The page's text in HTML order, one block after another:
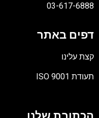
03-617-6888
דפים באתר
קצת עלינו
תעודת ISO 9001
PDF